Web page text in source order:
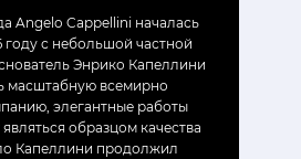
Angelo Cappellini началась
году с небольшой частной
Энрико Капеллини
масштабную всемирно
элегантные работы
образцом качества
Капеллини продолжил